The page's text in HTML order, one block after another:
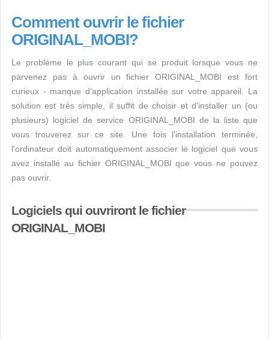
Comment ouvrir le fichier
ORIGINAL_MOBI?
Le problème le plus courant qui se produit lorsque vous ne
parvenez pas à ouvrir un fichier ORIGINAL_MOBI est fort
curieux - manque d’application installée sur votre appareil. La
solution est très simple, il suffit de choisir et d'installer un (ou
plusieurs) logiciel de service ORIGINAL_MOBI de la liste que
vous trouverez sur ce site. Une fois l'installation terminée,
l'ordinateur doit automatiquement associer le logiciel que vous
avez installé au fichier ORIGINAL_MOBI que vous ne pouvez
pas ouvrir.
Logiciels qui ouvriront le fichier
ORIGINAL_MOBI